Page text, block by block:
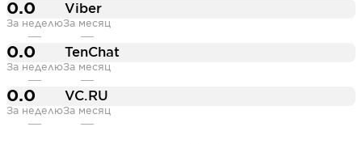
0.0 Viber
За неделю
—
За месяц
—
0.0 TenChat
За неделю
—
За месяц
—
0.0 VC.RU
За неделю
—
За месяц
—